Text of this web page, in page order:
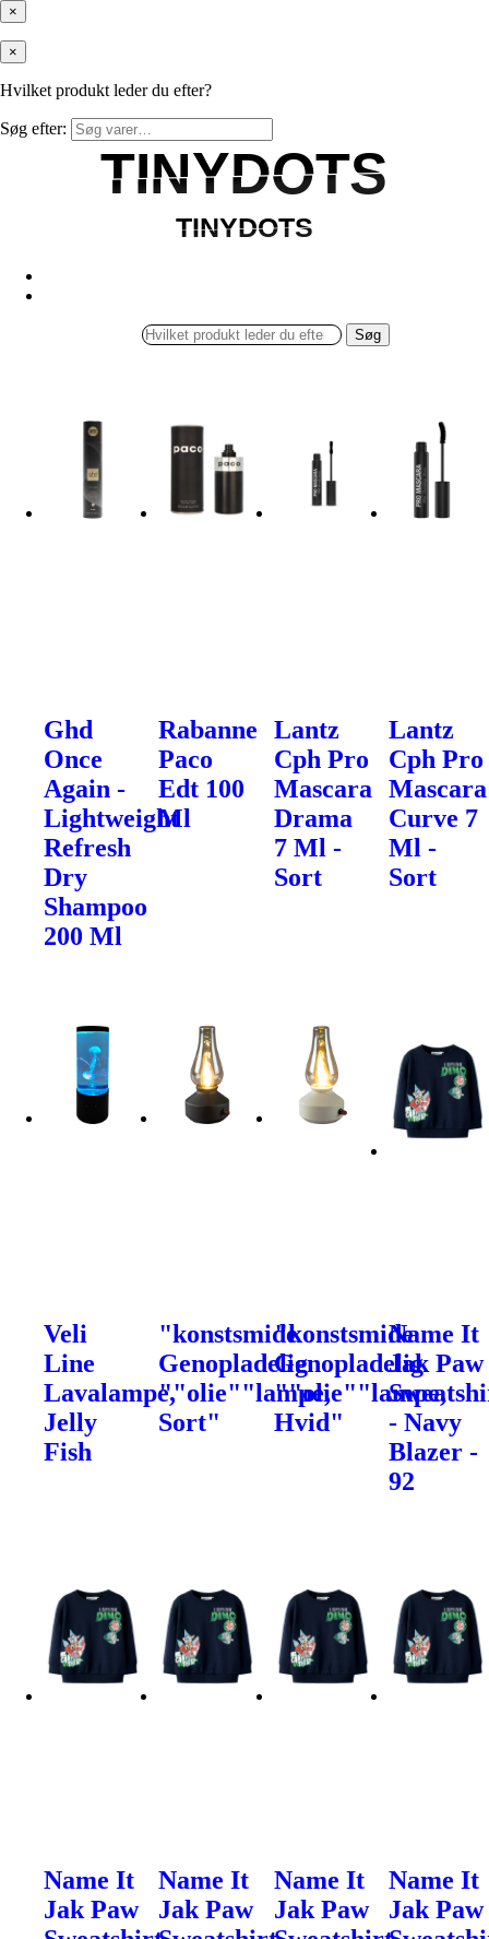
×
×
Hvilket produkt leder du efter?
Søg efter:
TINYDOTS
TINYDOTS
TINYDOTS
TINYDOTS
Søg
Ghd
Once
Again -
Lightweight
Refresh
Dry
Shampoo
200 Ml
Rabanne
Paco
Edt 100
Ml
Lantz
Cph Pro
Mascara
Drama
7 Ml -
Sort
Lantz
Cph Pro
Mascara
Curve 7
Ml -
Sort
Veli
Line
Lavalampe,
Jelly
Fish
"konstsmide
Genopladelig
""olie""lampe,
Sort"
"konstsmide
Genopladelig
""olie""lampe,
Hvid"
Name It
Jak Paw
- Navy
Blazer -
92
Name It
Jak Paw
Name It
Jak Paw
Name It
Jak Paw
Name It
Jak Paw